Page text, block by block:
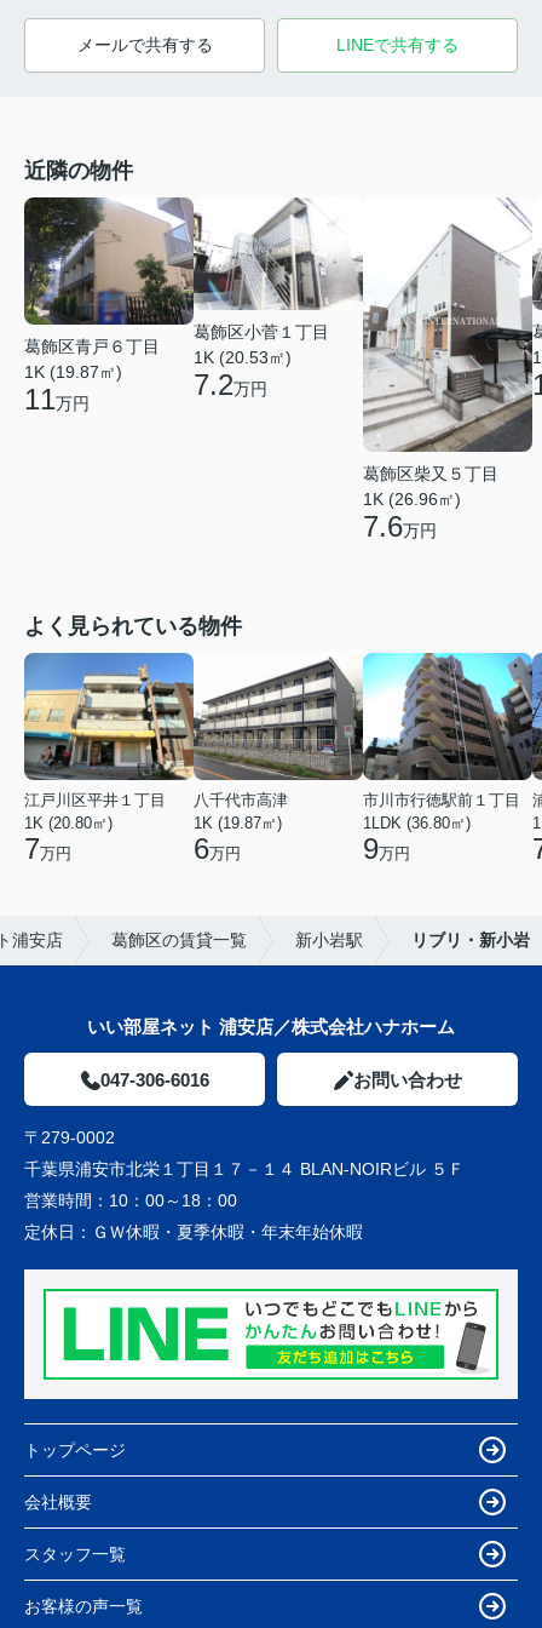
メールで共有する LINEで共有する
近隣の物件
葛飾区青戸６丁目
1K (19.87㎡)
11万円
葛飾区小菅１丁目
1K (20.53㎡)
7.2万円
葛飾区柴又５丁目
1K (26.96㎡)
7.6万円
よく見られている物件
江戸川区平井１丁目
1K (20.80㎡)
7万円
八千代市高津
1K (19.87㎡)
6万円
市川市行徳駅前１丁目
1LDK (36.80㎡)
9万円
浦安店 葛飾区の賃貸一覧 新小岩駅 リブリ・新小岩
いい部屋ネット 浦安店／株式会社ハナホーム
047-306-6016 お問い合わせ
〒279-0002
千葉県浦安市北栄１丁目１７－１４ BLAN-NOIRビル ５Ｆ
営業時間： 10：00～18：00
定休日： ＧＷ休暇・夏季休暇・年末年始休暇
トップページ
会社概要
スタッフ一覧
お客様の声一覧